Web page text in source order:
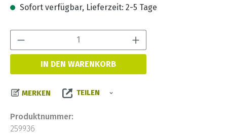
Sofort verfügbar, Lieferzeit: 2-5 Tage
IN DEN WARENKORB
MERKEN TEILEN
Produktnummer:
259936